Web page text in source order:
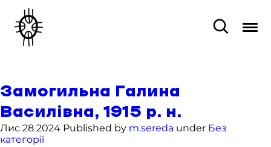
Замогильна Галина
Василівна, 1915 р. н.
Лис 28 2024 Published by m.sereda under Без
категорії